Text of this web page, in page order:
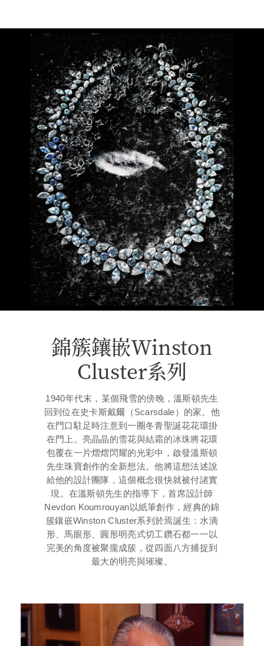
錦簇鑲嵌Winston
Cluster系列
1940年代末，某個飛雪的傍晚，溫斯頓先生
回到位在史卡斯戴爾（Scarsdale）的家。他
在門口駐足時注意到一圈冬青聖誕花花環掛
在門上。亮晶晶的雪花與結霜的冰珠將花環
包覆在一片熠熠閃耀的光彩中，啟發溫斯頓
先生珠寶創作的全新想法。他將這想法述說
給他的設計團隊，這個概念很快就被付諸實
現。在溫斯頓先生的指導下，首席設計師
Nevdon Koumrouyan以紙筆創作，經典的錦
簇鑲嵌Winston Cluster系列於焉誕生：水滴
形、馬眼形、圓形明亮式切工鑽石都一一以
完美的角度被聚攏成簇，從四面八方捕捉到
最大的明亮與璀璨。